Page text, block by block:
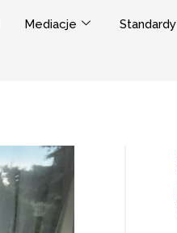
Mediacje Standardy